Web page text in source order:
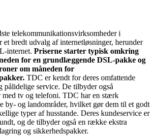
telekommunikationsvirksomheder i
bredt udvalg af internetløsninger, herunder
internet. Priserne starter typisk omkring
for en grundlæggende DSL-pakke og
om måneden for
TDC er kendt for deres omfattende
service. De tilbyder også
med tv og telefoni. TDC har en stærk
by- og landområder, hvilket gør dem til et godt
typer af husstande. Deres kundeservice er
og de tilbyder også en række ekstra
og sikkerhedspakker.